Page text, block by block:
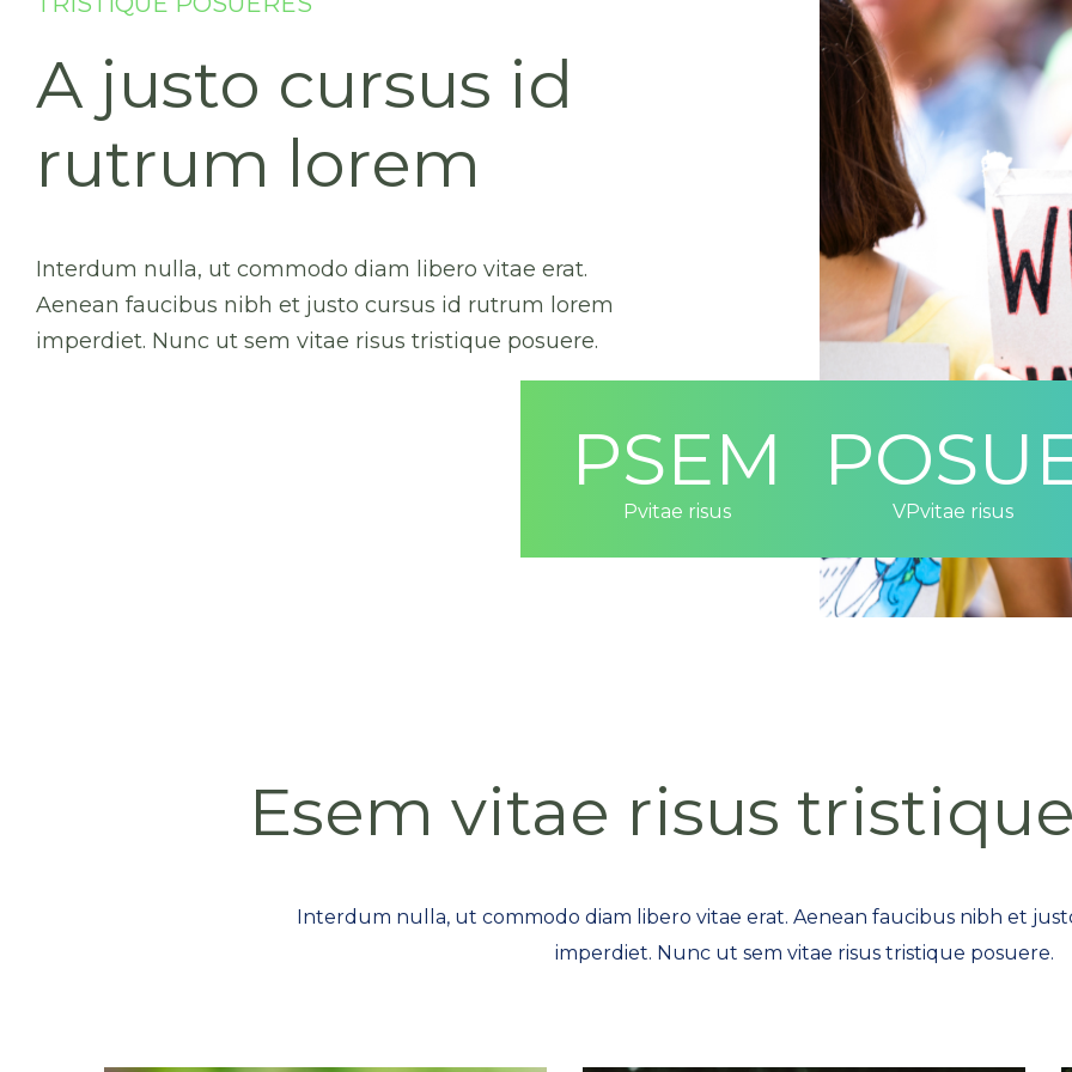
A justo cursus id
rutrum lorem
Interdum nulla, ut commodo diam libero vitae erat.
Aenean faucibus nibh et justo cursus id rutrum lorem
imperdiet. Nunc ut sem vitae risus tristique posuere.
PSEM
Pvitae risus VPvitae risus
Esem vitae risus
Interdum nulla, ut commodo diam libero vitae erat. Aenean faucibus nibh et
imperdiet. Nunc ut sem vitae risus tristique posuere.